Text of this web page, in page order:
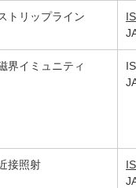
トリップライン
界イミュニティ
接照射